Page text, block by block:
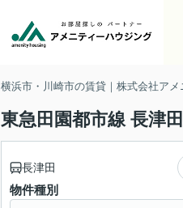
横浜市・川崎市の賃貸｜株式会社ア
東急田園都市線 長津
長津田
物件種別